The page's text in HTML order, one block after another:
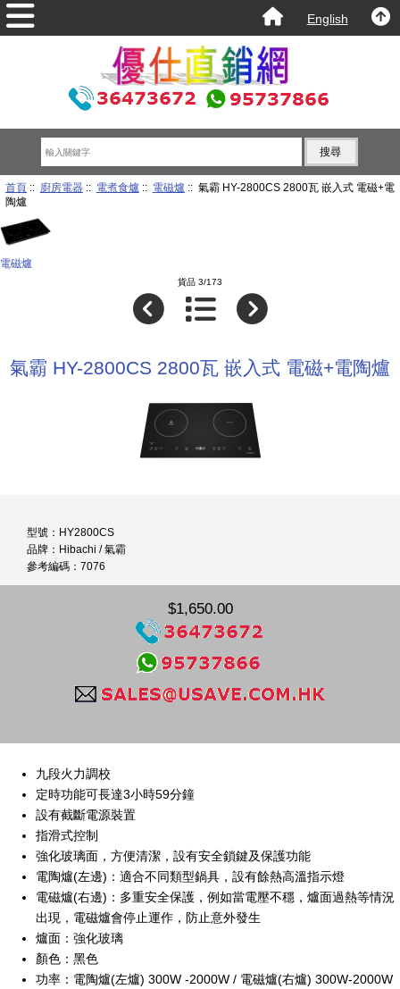
English
首頁:: 廚房電器:: 電煮食爐:: 電磁爐:: 氣霸 HY-2800CS 2800瓦 嵌入式 電磁+電
陶爐
電磁爐
貨品 3/173
氣霸 HY-2800CS 2800瓦 嵌入式 電磁+電陶爐
型號：HY2800CS
品牌：Hibachi / 氣霸
參考編碼：7076
$1,650.00
九段火力調校
定時功能可長達3小時59分鐘
設有截斷電源裝置
指滑式控制
強化玻璃面，方便清潔，設有安全鎖鍵及保護功能
電陶爐(左邊)：適合不同類型鍋具，設有餘熱高溫指示燈
電磁爐(右邊)：多重安全保護，例如當電壓不穩，爐面過熱等情況
出現，電磁爐會停止運作，防止意外發生
爐面：強化玻璃
顏色：黑色
功率：電陶爐(左爐) 300W -2000W / 電磁爐(右爐) 300W-2000W